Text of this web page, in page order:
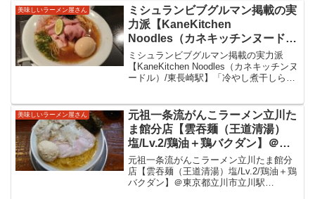
地鶏メインの無化調スープ、添加物はか
ん...
美味しいラーメン屋さん
ミシュランビブグルマン掲載の実
力派【KaneKitchen
Noodles（カネキッチンヌード
ル）/東長崎駅】「冷やし煮干し
らぁめん＋特製トッピング」カネ
キッチンさんの限定メニューの冷
た！
ミシュランビブグルマン掲載の実力派
【KaneKitchen Noodles（カネキッチンヌ
ードル）/東長崎駅】「冷やし煮干しらぁ
ただいてきました！西武池袋線東長崎駅
ほど...
美味しいラーメン屋さん
元祖一条流がんこラーメン立川た
ま館分店【雲吞麺（王道清湯）
塩/Lv.2/鶏油＋鶏バクダン】＠東
京都立川市立川駅 2023/11/11に
提供の限定を塩で。染み渡る美味
さのスープにギュッと詰まったわ
元祖一条流がんこラーメン立川たま館分
店【雲吞麺（王道清湯）塩/Lv.2/鶏油＋鶏
バクダン】＠東京都立川市立川駅